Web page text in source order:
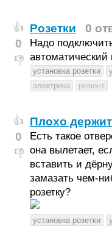
👍
0
👎
Розетки 0
Надо
автоматический
установка розетки
электрика
ремонт
👍
0
👎
Плохо
Есть такое
она вылетает,
вставить и
замазать чем-
розетку?
установка розетки